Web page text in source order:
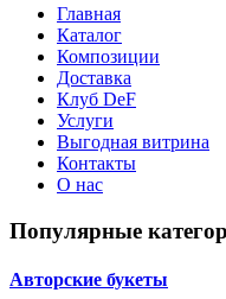
Главная
Каталог
Композиции
Доставка
Клуб DeF
Услуги
Выгодная витрина
Контакты
О нас
Популярные
Авторские букеты